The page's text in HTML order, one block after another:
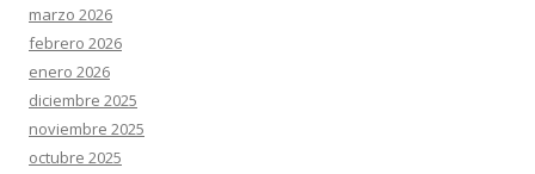
marzo 2026
febrero 2026
enero 2026
diciembre 2025
noviembre 2025
octubre 2025